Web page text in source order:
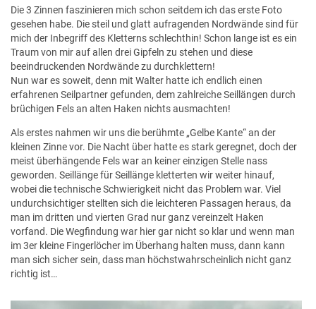
Die 3 Zinnen faszinieren mich schon seitdem ich das erste Foto
gesehen habe. Die steil und glatt aufragenden Nordwände sind für
mich der Inbegriff des Kletterns schlechthin! Schon lange ist es ein
Traum von mir auf allen drei Gipfeln zu stehen und diese
beeindruckenden Nordwände zu durchklettern!
Nun war es soweit, denn mit Walter hatte ich endlich einen
erfahrenen Seilpartner gefunden, dem zahlreiche Seillängen durch
brüchigen Fels an alten Haken nichts ausmachten!
Als erstes nahmen wir uns die berühmte „Gelbe Kante“ an der
kleinen Zinne vor. Die Nacht über hatte es stark geregnet, doch der
meist überhängende Fels war an keiner einzigen Stelle nass
geworden. Seillänge für Seillänge kletterten wir weiter hinauf,
wobei die technische Schwierigkeit nicht das Problem war. Viel
undurchsichtiger stellten sich die leichteren Passagen heraus, da
man im dritten und vierten Grad nur ganz vereinzelt Haken
vorfand. Die Wegfindung war hier gar nicht so klar und wenn man
im 3er kleine Fingerlöcher im Überhang halten muss, dann kann
man sich sicher sein, dass man höchstwahrscheinlich nicht ganz
richtig ist…